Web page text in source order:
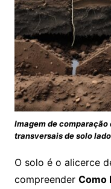
Imagem de
transversais de solo
O solo é o alicerce
compreender Como